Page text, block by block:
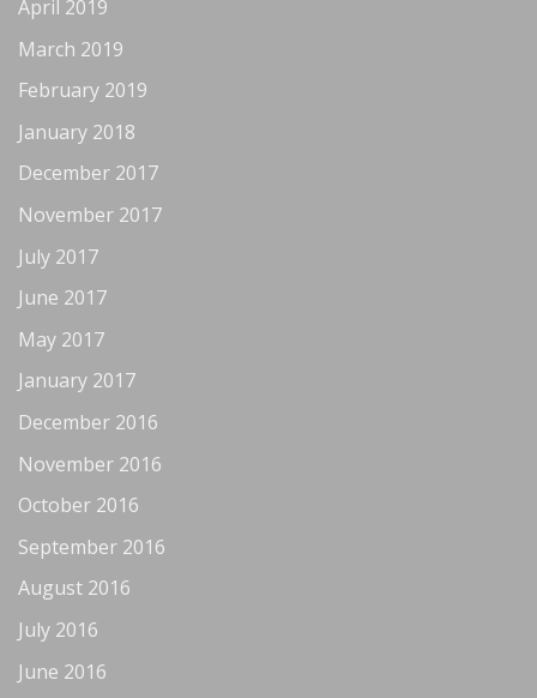
April 2019
March 2019
February 2019
January 2018
December 2017
November 2017
July 2017
June 2017
May 2017
January 2017
December 2016
November 2016
October 2016
September 2016
August 2016
July 2016
June 2016